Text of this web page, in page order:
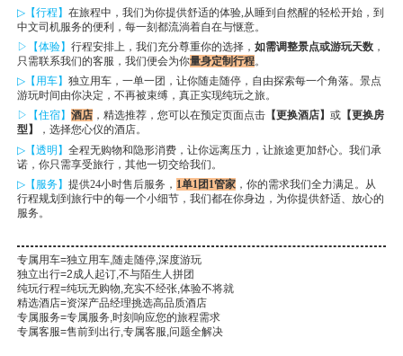
▷【行程】 在旅程中，我们为你提供舒适的体验,从睡到自然醒的轻松开始，到
中文司机服务的便利，每一刻都流淌着自在与惬意。
▷【体验】 行程安排上，我们充分尊重你的选择， 如需调整景点或游玩天数，
只需联系我们的客服，我们便会为你量身定制行程。
▷【用车】 独立用车，一单一团，让你随走随停，自由探索每一个角落。景点
游玩时间由你决定，不再被束缚，真正实现纯玩之旅。
▷【住宿】 酒店，精选推荐，您可以在预定页面点击【更换酒店】 或【更换房
型】
，选择您心仪的酒店。
▷【透明】 全程无购物和隐形消费，让你远离压力，让旅途更加舒心。我们承
诺，你只需享受旅行，其他一切交给我们。
▷【服务】 提供24小时售后服务， 1单1团1管家，你的需求我们全力满足。从
行程规划到旅行中的每一个小细节，我们都在你身边，为你提供舒适、放心的
服务。
专属用车=独立用车,随走随停,深度游玩
独立出行=2成人起订,不与陌生人拼团
纯玩行程=纯玩无购物,充实不经张,体验不将就
精选酒店=资深产品经理挑选高品质酒店
专属服务=专属服务,时刻响应您的旅程需求
专属客服=售前到出行,专属客服,问题全解决本线路由“南京康辉国际旅行社”提